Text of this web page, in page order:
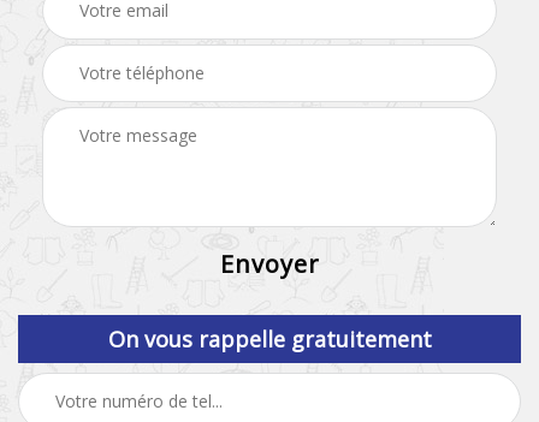
On vous rappelle gratuitement